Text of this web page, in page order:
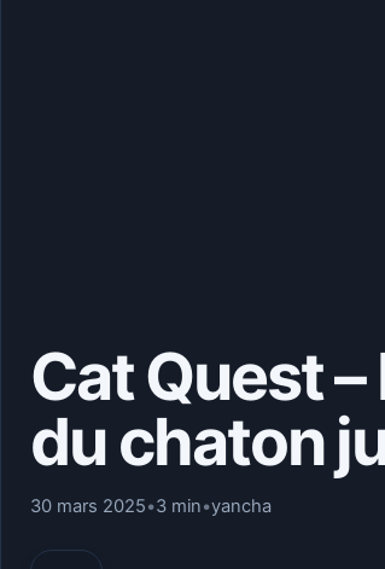
Cat Quest
du chaton
30 mars 2025•3 min•yancha